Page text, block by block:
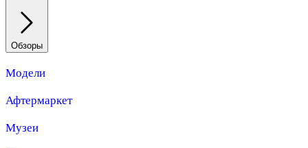
Обзоры
Модели
Афтермаркет
Музеи